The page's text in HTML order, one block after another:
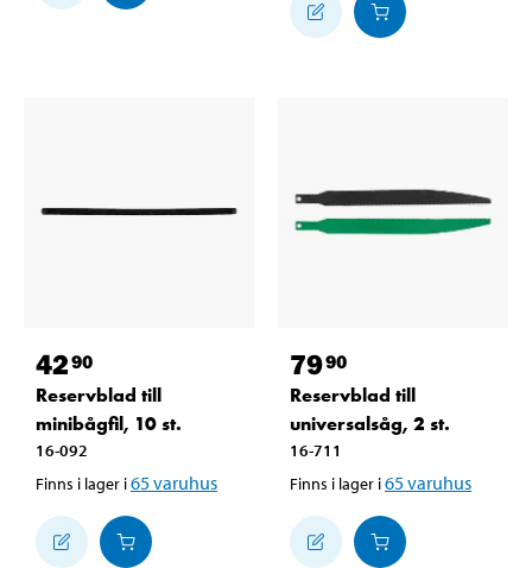
4290
Reservblad till
minibågfil, 10 st.
16-092
Finns i lager i65varuhus
7990
Reservblad till
universalsåg, 2 st.
16-711
Finns i lager i65varuhus